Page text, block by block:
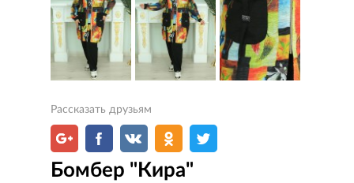
Рассказать друзьям
Бомбер "Кира"